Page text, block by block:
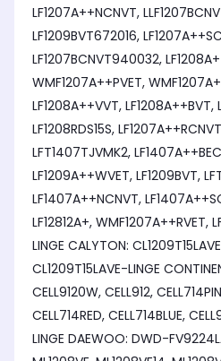
LF1207A++NCNVT, LLF1207BCNVTBE, WMF1207A++BVET,
LF1209BVT672016, LF1207A++SCNVT,
LF1207BCNVT940032, LF1208A++RVT,
WMF1207A++PVET, WMF1207A++SVET, LFT1208TJV,
LF1208A++VVT, LF1208A++BVT, LF1207BCNVT,
LF1208RDS15S, LF1207A++RCNVT, LF1407A++RSCNVT,
LFT1407TJVMK2, LF1407A++BECNVT, LLF1209BVTBE,
LF1209A++WVET, LF1209BVT, LFT1207TJV,
LF1407A++NCNVT, LF1407A++SCNVT, LF1209BVT 665761,
LF12812A+, WMF1207A++RVET, LF1407A++RCNVTLAVE-
LINGE CALYTON:
CL1209T15LAVE-LINGE
CELL9120W, CELL912, CELL714PINK, CELL714GREEN,
CELL714RED, CELL714BLUE, CELL9120S, CELL9120BLAVE-
LINGE DAEWOO: DWD-